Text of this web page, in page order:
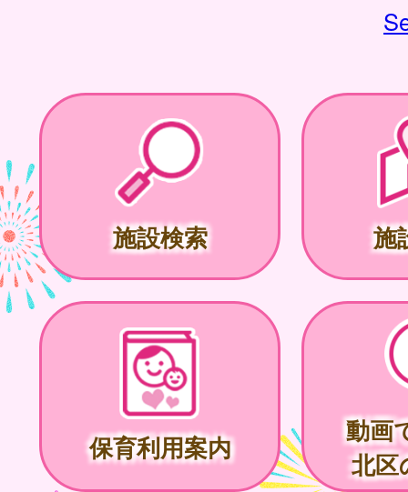
施設検索 施
保育利用案内
動画
北区